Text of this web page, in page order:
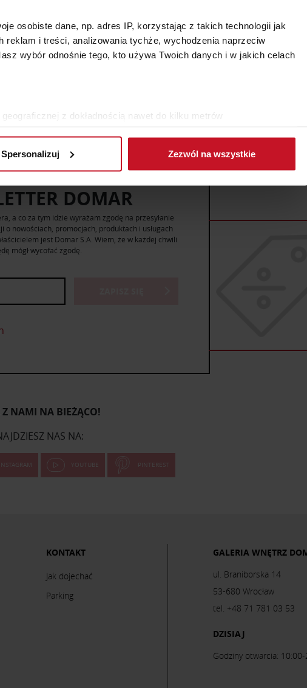
osobiste dane, np. adres IP, korzystając z takich technologii jak
i treści, analizowania tychże, wychodzenia naprzeciw
wybór odnośnie tego, kto używa Twoich danych i w jakich celach
z dokładnością nawet do kilku metrów
dane są przetwarzane oraz ustaw własne preferencje w
i reklam, aby oferować funkcje społecznościowe i analizować
z naszej witryny, udostępniamy partnerom społecznościowym,
te informacje z innymi danymi otrzymanymi od Ciebie lub
Spersonalizuj Zezwól na wszystkie
ZAPYTAJ O CENĘ W SALONIE
DRZWI
ZAPYTAJ O
DOMAR
a co za tym idzie wyrażam zgodę na przesyłanie
o nowościach, promocjach, produktach i usługach
jest Domar S.A. Wiem, że w każdej chwili
mógł wycofać zgodę.
Z NAMI NA BIEŻĄCO!
NAS NA:
INSTAGRAM YOUTUBE PINTEREST
KONTAKT
Jak dojechać
Parking
GALERIA WNĘTRZ
ul. Braniborska 14
53-680 Wrocław
tel. +48 71 781 03 53
DZISIAJ
Godziny otwarcia: